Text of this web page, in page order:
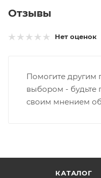
Отзывы
Нет оценок
Помогите другим
выбором - будьте
своим мнением
КАТАЛОГ